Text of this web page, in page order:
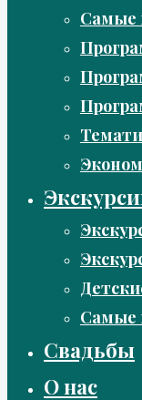
Самые
Самые
Свадьбы
О нас